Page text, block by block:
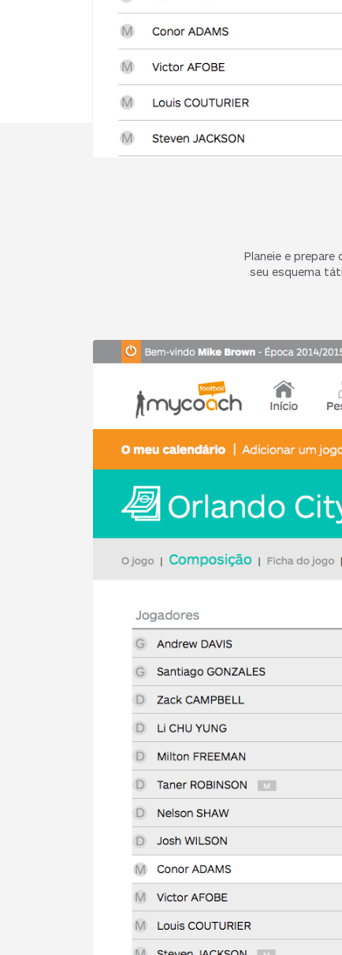
Planeie e
seu esquema